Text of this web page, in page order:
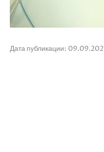
Дата публикации: